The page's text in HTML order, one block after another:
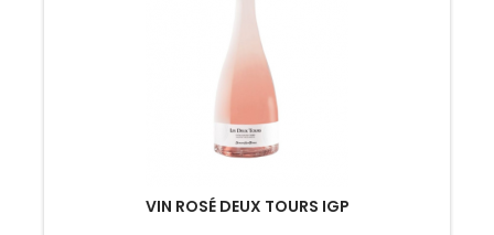
VIN ROSÉ DEUX TOURS IGP